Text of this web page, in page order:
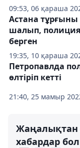
09:53, 06 қараша
19:35, 10 қараша
Астана
шалып,
берген
21:40, 25 мамыр
Петропавлда
өлтіріп кетті
Жаңалықтан
хабардар